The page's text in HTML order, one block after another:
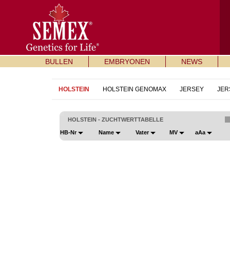
BULLEN EMBRYONEN NEWS
HOLSTEIN HOLSTEIN GENOMAX JERSEY
HOLSTEIN - ZUCHTWERTTABELLE
HB-Nr Name Vater MV aAa